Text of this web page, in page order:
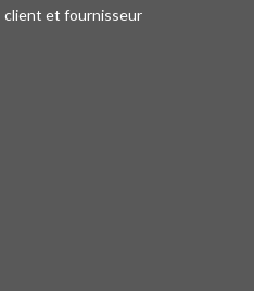
client et fournisseur